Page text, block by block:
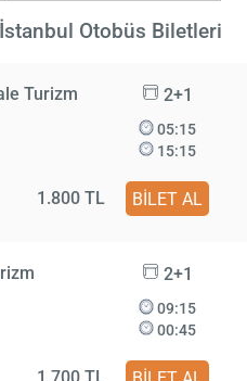
Otobüs Biletleri
Turizm 2+1
05:15
15:15
1.800 TL BİLET AL
2+1
09:15
00:45